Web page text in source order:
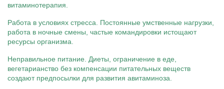
витаминотерапия.
Работа в условиях стресса. Постоянные умственные нагрузки,
работа в ночные смены, частые командировки истощают
ресурсы организма.
Неправильное питание. Диеты, ограничение в еде,
вегетарианство без компенсации питательных веществ
создают предпосылки для развития авитаминоза.